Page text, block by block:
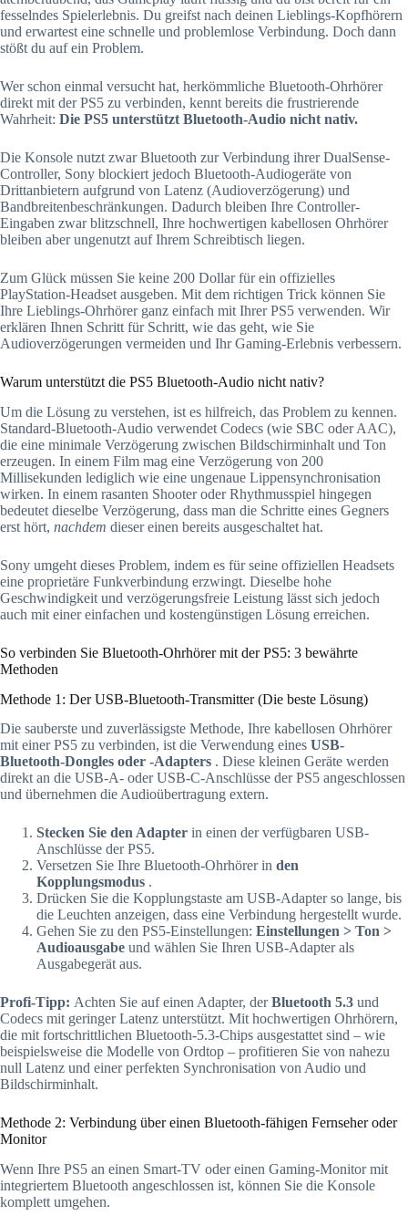
fesselndes Spielerlebnis. Du greifst nach deinen Lieblings-Kopfhörern
und erwartest eine schnelle und problemlose Verbindung. Doch dann
stößt du auf ein Problem.
Wer schon einmal versucht hat, herkömmliche Bluetooth-Ohrhörer
direkt mit der PS5 zu verbinden, kennt bereits die frustrierende
Wahrheit: Die PS5 unterstützt Bluetooth-Audio nicht nativ.
Die Konsole nutzt zwar Bluetooth zur Verbindung ihrer DualSense-
Controller, Sony blockiert jedoch Bluetooth-Audiogeräte von
Drittanbietern aufgrund von Latenz (Audioverzögerung) und
Bandbreitenbeschränkungen. Dadurch bleiben Ihre Controller-
Eingaben zwar blitzschnell, Ihre hochwertigen kabellosen Ohrhörer
bleiben aber ungenutzt auf Ihrem Schreibtisch liegen.
Zum Glück müssen Sie keine 200 Dollar für ein offizielles
PlayStation-Headset ausgeben. Mit dem richtigen Trick können Sie
Ihre Lieblings-Ohrhörer ganz einfach mit Ihrer PS5 verwenden. Wir
erklären Ihnen Schritt für Schritt, wie das geht, wie Sie
Audioverzögerungen vermeiden und Ihr Gaming-Erlebnis verbessern.
Warum unterstützt die PS5 Bluetooth-Audio nicht nativ?
Um die Lösung zu verstehen, ist es hilfreich, das Problem zu kennen.
Standard-Bluetooth-Audio verwendet Codecs (wie SBC oder AAC),
die eine minimale Verzögerung zwischen Bildschirminhalt und Ton
erzeugen. In einem Film mag eine Verzögerung von 200
Millisekunden lediglich wie eine ungenaue Lippensynchronisation
wirken. In einem rasanten Shooter oder Rhythmusspiel hingegen
bedeutet dieselbe Verzögerung, dass man die Schritte eines Gegners
erst hört, nachdem dieser einen bereits ausgeschaltet hat.
Sony umgeht dieses Problem, indem es für seine offiziellen Headsets
eine proprietäre Funkverbindung erzwingt. Dieselbe hohe
Geschwindigkeit und verzögerungsfreie Leistung lässt sich jedoch
auch mit einer einfachen und kostengünstigen Lösung erreichen.
So verbinden Sie Bluetooth-Ohrhörer mit der PS5: 3 bewährte
Methoden
Methode 1: Der USB-Bluetooth-Transmitter (Die beste Lösung)
Die sauberste und zuverlässigste Methode, Ihre kabellosen Ohrhörer
mit einer PS5 zu verbinden, ist die Verwendung eines USB-
Bluetooth-Dongles oder -Adapters . Diese kleinen Geräte werden
direkt an die USB-A- oder USB-C-Anschlüsse der PS5 angeschlossen
und übernehmen die Audioübertragung extern.
Stecken Sie den Adapter in einen der verfügbaren USB-
Anschlüsse der PS5.
Versetzen Sie Ihre Bluetooth-Ohrhörer in den
Kopplungsmodus .
Drücken Sie die Kopplungstaste am USB-Adapter so lange, bis
die Leuchten anzeigen, dass eine Verbindung hergestellt wurde.
Gehen Sie zu den PS5-Einstellungen: Einstellungen > Ton >
Audioausgabe und wählen Sie Ihren USB-Adapter als
Ausgabegerät aus.
Profi-Tipp: Achten Sie auf einen Adapter, derBluetooth 5.3 und
Codecs mit geringer Latenz unterstützt. Mit hochwertigen Ohrhörern,
die mit fortschrittlichen Bluetooth-5.3-Chips ausgestattet sind – wie
beispielsweise die Modelle von Ordtop – profitieren Sie von nahezu
null Latenz und einer perfekten Synchronisation von Audio und
Bildschirminhalt.
Methode 2: Verbindung über einen Bluetooth-fähigen Fernseher oder
Monitor
Wenn Ihre PS5 an einen Smart-TV oder einen Gaming-Monitor mit
integriertem Bluetooth angeschlossen ist, können Sie die Konsole
komplett umgehen.